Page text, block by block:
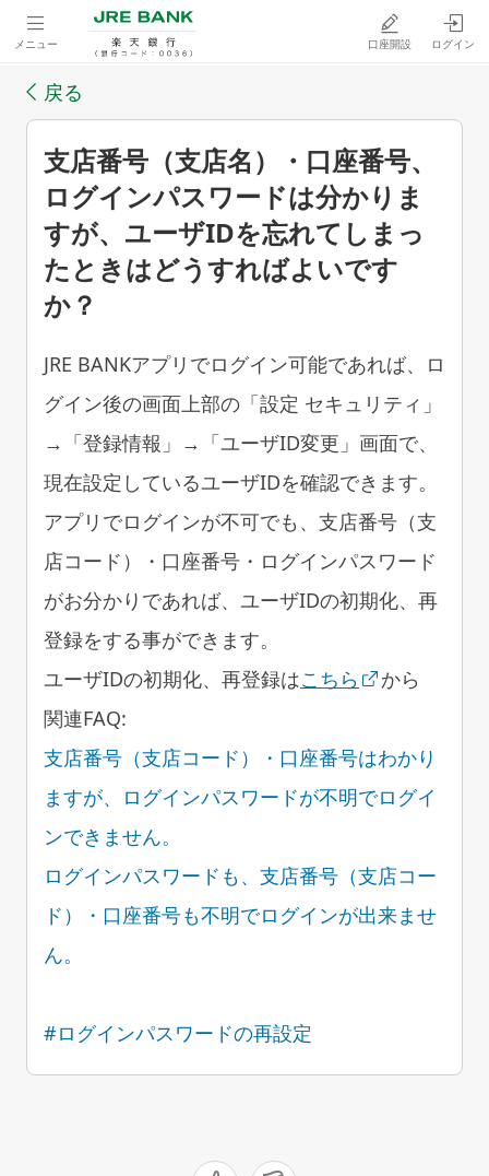
メニュー 口座開設 ログイン
戻る
支店番号（支店名）・口座番号、
ログインパスワードは分かりま
すが、ユーザIDを忘れてしまっ
たときはどうすればよいです
か？
JRE BANKアプリでログイン可能であれば、ロ
グイン後の画面上部の「設定 セキュリティ」
→「登録情報」→「ユーザID変更」画面で、
現在設定しているユーザIDを確認できます。
アプリでログインが不可でも、支店番号（支
店コード）・口座番号・ログインパスワード
がお分かりであれば、ユーザIDの初期化、再
登録をする事ができます。
ユーザIDの初期化、再登録はこちら
から
関連FAQ:
支店番号（支店コード）・口座番号はわかり
ますが、ログインパスワードが不明でログイ
ンできません。
ログインパスワードも、支店番号（支店コー
ド）・口座番号も不明でログインが出来ませ
ん。
#ログインパスワードの再設定